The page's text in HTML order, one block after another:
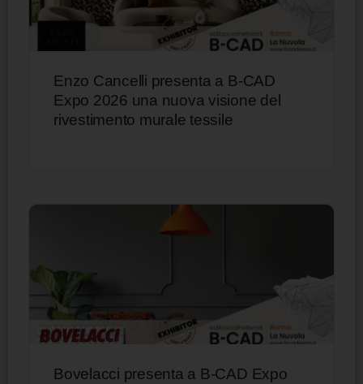
Enzo Cancelli presenta a B-CAD
Expo 2026 una nuova visione del
rivestimento murale tessile
Bovelacci presenta a B-CAD Expo